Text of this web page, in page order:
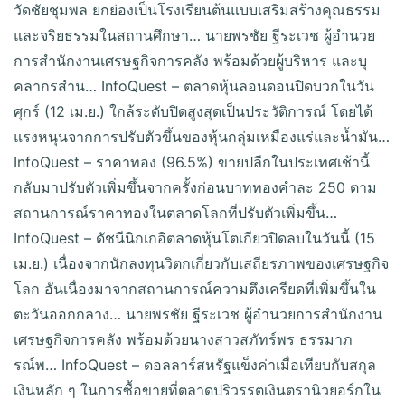
วัดชัยชุมพล ยกย่องเป็นโรงเรียนต้นแบบเสริมสร้างคุณธรรม
และจริยธรรมในสถานศึกษา… นายพรชัย ฐีระเวช ผู้อำนวย
การสำนักงานเศรษฐกิจการคลัง พร้อมด้วยผู้บริหาร และบุ
คลากรสำน… InfoQuest – ตลาดหุ้นลอนดอนปิดบวกในวัน
ศุกร์ (12 เม.ย.) ใกล้ระดับปิดสูงสุดเป็นประวัติการณ์ โดยได้
แรงหนุนจากการปรับตัวขึ้นของหุ้นกลุ่มเหมืองแร่และน้ำมัน…
InfoQuest – ราคาทอง (96.5%) ขายปลีกในประเทศเช้านี้
กลับมาปรับตัวเพิ่มขึ้นจากครั้งก่อนบาททองคำละ 250 ตาม
สถานการณ์ราคาทองในตลาดโลกที่ปรับตัวเพิ่มขึ้น…
InfoQuest – ดัชนีนิกเกอิตลาดหุ้นโตเกียวปิดลบในวันนี้ (15
เม.ย.) เนื่องจากนักลงทุนวิตกเกี่ยวกับเสถียรภาพของเศรษฐกิจ
โลก อันเนื่องมาจากสถานการณ์ความตึงเครียดที่เพิ่มขึ้นใน
ตะวันออกกลาง… นายพรชัย ฐีระเวช ผู้อำนวยการสำนักงาน
เศรษฐกิจการคลัง พร้อมด้วยนางสาวสภัทร์พร ธรรมาภ
รณ์พ… InfoQuest – ดอลลาร์สหรัฐแข็งค่าเมื่อเทียบกับสกุล
เงินหลัก ๆ ในการซื้อขายที่ตลาดปริวรรตเงินตรานิวยอร์กใน